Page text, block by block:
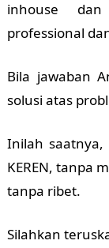
inhouse
professional
Bila jawaban
solusi atas
Inilah
KEREN, tanpa
tanpa ribet.
Silahkan